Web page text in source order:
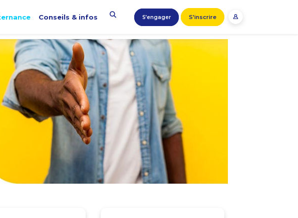
Conseils & infos S’engager S'inscrire